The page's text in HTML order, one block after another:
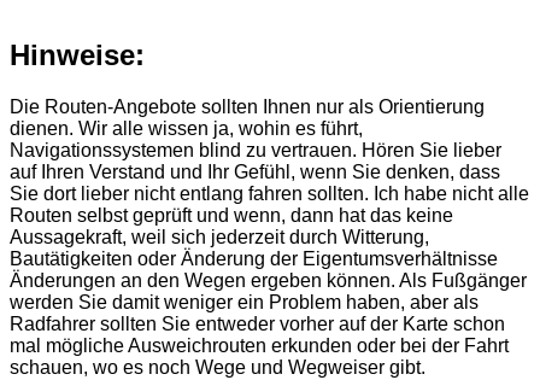
Hinweise:
Die Routen-Angebote sollten Ihnen nur als Orientierung
dienen. Wir alle wissen ja, wohin es führt,
Navigationssystemen blind zu vertrauen. Hören Sie lieber
auf Ihren Verstand und Ihr Gefühl, wenn Sie denken, dass
Sie dort lieber nicht entlang fahren sollten. Ich habe nicht alle
Routen selbst geprüft und wenn, dann hat das keine
Aussagekraft, weil sich jederzeit durch Witterung,
Bautätigkeiten oder Änderung der Eigentumsverhältnisse
Änderungen an den Wegen ergeben können. Als Fußgänger
werden Sie damit weniger ein Problem haben, aber als
Radfahrer sollten Sie entweder vorher auf der Karte schon
mal mögliche Ausweichrouten erkunden oder bei der Fahrt
schauen, wo es noch Wege und Wegweiser gibt.